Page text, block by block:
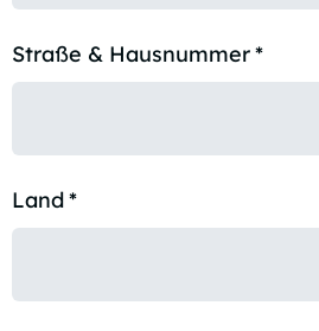
Straße & Hausnummer*
Land*